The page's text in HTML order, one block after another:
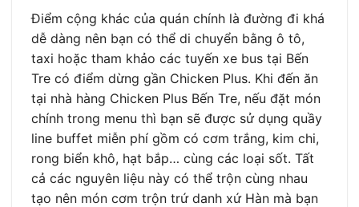
Điểm cộng khác của quán chính là đường đi khá
dễ dàng nên bạn có thể di chuyển bằng ô tô,
taxi hoặc tham khảo các tuyến xe bus tại Bến
Tre có điểm dừng gần Chicken Plus. Khi đến ăn
tại nhà hàng Chicken Plus Bến Tre, nếu đặt món
chính trong menu thì bạn sẽ được sử dụng quầy
line buffet miễn phí gồm có cơm trắng, kim chi,
rong biển khô, hạt bắp… cùng các loại sốt. Tất
cả các nguyên liệu này có thể trộn cùng nhau
tạo nên món cơm trộn trứ danh xứ Hàn mà bạn